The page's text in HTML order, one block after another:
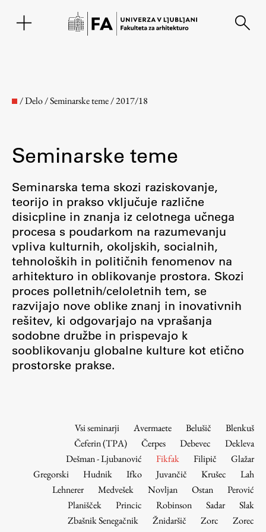
Fakulteta
O fakulteti
Osebje
Organiziranost
Alumni
Knjižnica
Mednarodno sodelovanje
Članstva v združenjih
Intranet UL FA
Intranet UL
Osebni portal FIORI
Spletni arhiv DEPO
/Delo/Seminarske teme/2017/18
Seminarske teme
Seminarska tema skozi raziskovanje,
teorijo in prakso vključuje različne
disicpline in znanja iz celotnega učnega
procesa s poudarkom na razumevanju
vpliva kulturnih, okoljskih, socialnih,
tehnoloških in političnih fenomenov na
arhitekturo in oblikovanje prostora. Skozi
proces polletnih/celoletnih tem, se
razvijajo nove oblike znanj in inovativnih
rešitev, ki odgovarjajo na vprašanja
sodobne družbe in prispevajo k
sooblikovanju globalne kulture kot etično
prostorske prakse.
Vsi seminarji Avermaete Belušič
Blenkuš
Čeferin (TPA)
Čerpes Debevec
Dekleva
Dešman - Ljubanović
Fikfak Filipič
Glažar
Gregorski
Hudnik Ifko Juvančič Krušec
Lah
Lehnerer
Medvešek Novljan Ostan
Perović
Planišček
Princic Robinson Sadar
Slak
Zbašnik Senegačnik
Žnidaršič Zorc
Zorec